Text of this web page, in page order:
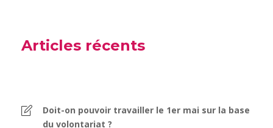
Articles récents
Doit-on pouvoir travailler le 1er mai sur la base
du volontariat ?